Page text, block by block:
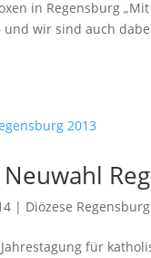
in Regensburg
wir sind auch
| Diözese
für